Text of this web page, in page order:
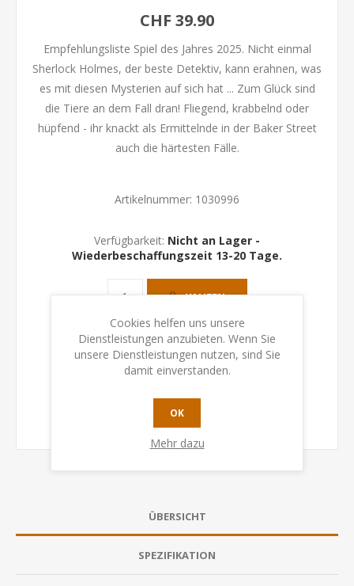
CHF 39.90
Empfehlungsliste Spiel des Jahres 2025. Nicht einmal
Sherlock Holmes, der beste Detektiv, kann erahnen, was
es mit diesen Mysterien auf sich hat ... Zum Glück sind
die Tiere an dem Fall dran! Fliegend, krabbelnd oder
hüpfend - ihr knackt als Ermittelnde in der Baker Street
auch die härtesten Fälle.
Artikelnummer: 1030996
Verfügbarkeit: Nicht an Lager -
Wiederbeschaffungszeit 13-20 Tage.
KAUFEN
ÜBERSICHT
SPEZIFIKATION
Cookies helfen uns unsere
Dienstleistungen anzubieten. Wenn Sie
unsere Dienstleistungen nutzen, sind Sie
damit einverstanden.
OK
Mehr dazu